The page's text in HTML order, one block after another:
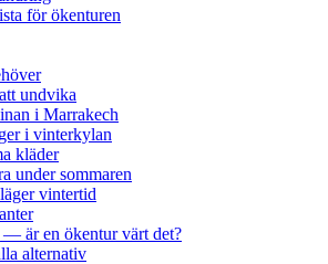
för ökenturen
undvika
i Marrakech
i vinterkylan
kläder
under sommaren
vintertid
— är en ökentur värt det?
alternativ